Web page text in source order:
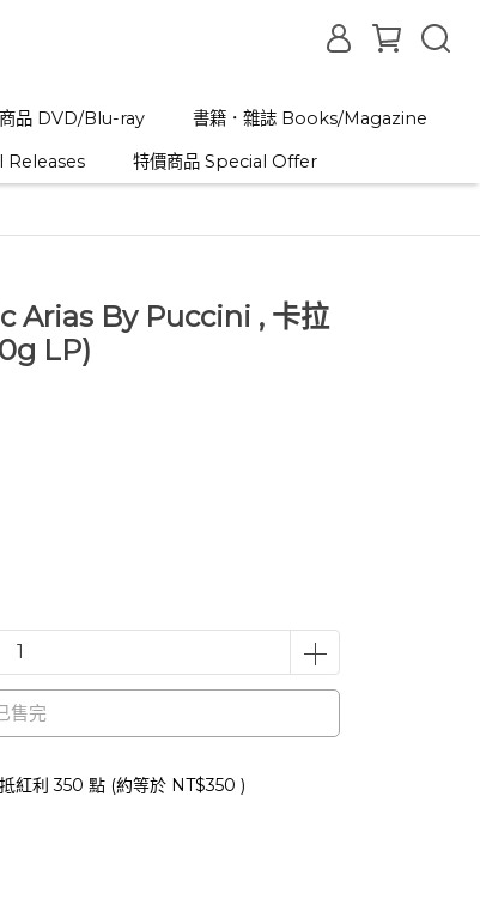
品 DVD/Blu-ray
書籍．雜誌 Books/Magazine
Releases 特價商品 Special Offer
Arias By Puccini , 卡拉
LP)
售完
紅利350 點 (約等於 NT$350 )